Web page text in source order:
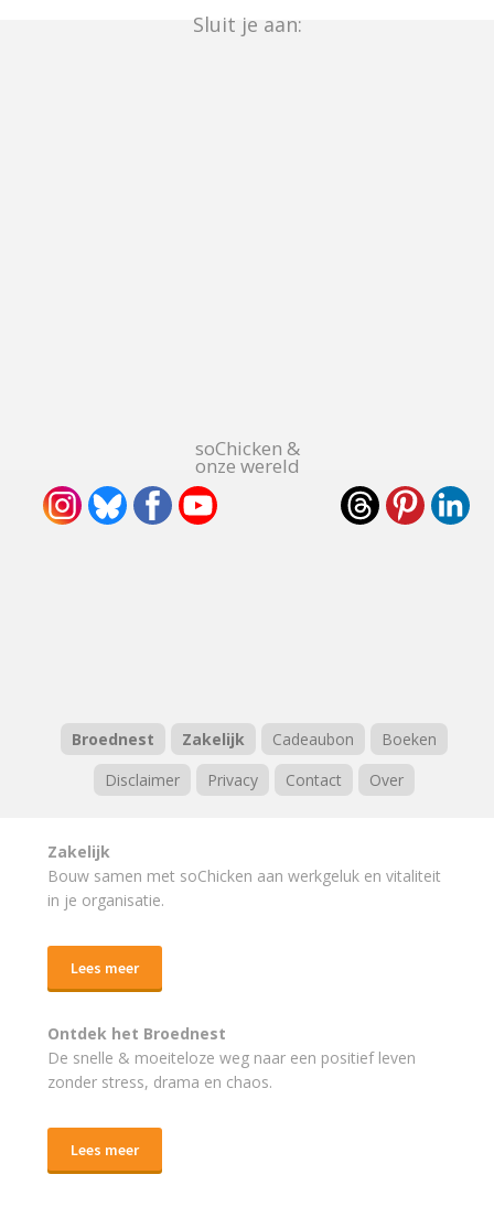
Sluit je aan:
soChicken &
onze wereld
Broednest Zakelijk Cadeaubon
Boeken
Disclaimer
Privacy Contact Over
Zakelijk
Bouw samen met soChicken aan werkgeluk en vitaliteit
in je organisatie.
Lees meer
Ontdek het Broednest
De snelle & moeiteloze weg naar een positief leven
zonder stress, drama en chaos.
Lees meer